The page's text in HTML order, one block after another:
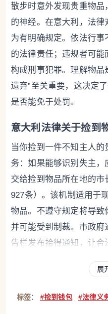
散步时意外发现贵重物
的神经。在意大利，法
为有明确规定。依法行
的法律责任；违规者可
构成刑事犯罪。理解物品
遗弃”至关重要，这决定
是否能免于处罚。
意大利法律关于捡到
当你捡到一件不知主人
务：如果能够识别失主
交给捡到物品所在地的
927条）。该机制适用于
物品。不遵守规定将导致
并可能受到制裁。市政
告栏发布拾得通知，让合
如果一年内无人认领，
展
标签： #捡到钱包 #法律义